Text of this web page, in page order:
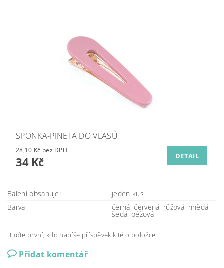
SPONKA-PINETA DO VLASŮ
28,10 Kč bez DPH
34 Kč DETAIL
Balení obsahuje:
jeden kus
Barva
černá, červená, růžová, hnědá,
šedá, béžová
Buďte první, kdo napíše příspěvek k této položce.
Přidat komentář